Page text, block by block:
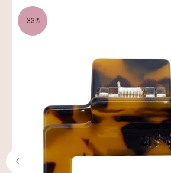
-33%
ПОДПИСАТЬСЯ НА РАССЫЛКУ
Будь в курсе эксклюзивных акций,
новинок и последних модных тенденций.